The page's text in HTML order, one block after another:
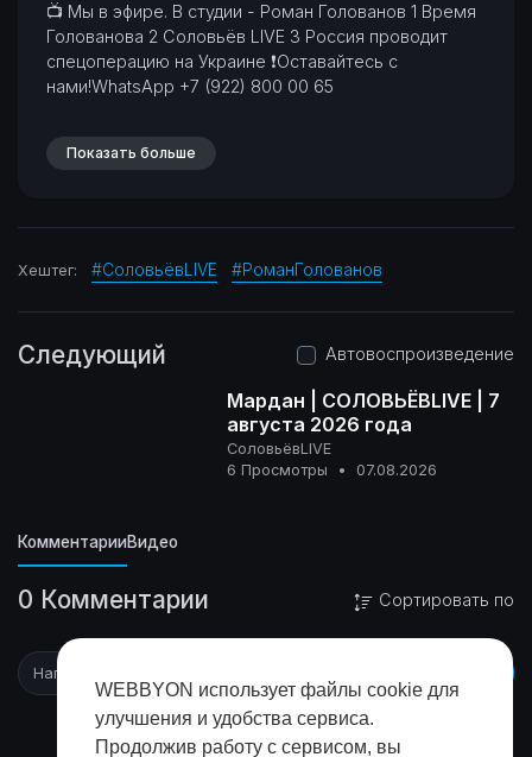
WEBBYON использует файлы cookie для
улучшения и удобства сервиса.
Продолжив работу с сервисом, вы
⁣📺 Мы в эфире. В студии - Роман Голованов 1 Время
Голованова 2 Соловьёв LIVE 3 Россия проводит
спецоперацию на Украине ❗Оставайтесь с
нами!WhatsApp +7 (922) 800 00 65
Показать больше
Хештег: #СоловьёвLIVE #РоманГолованов
Следующий Автовоспроизведение
Мардан | СОЛОВЬЁВLIVE | 7
августа 2026 года
СоловьёвLIVE
6 Просмотры
• 07.08.2026
КомментарииВидео
0 Комментарии Сортировать по